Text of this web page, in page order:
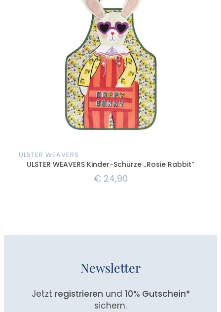
ULSTER WEAVERS
ULSTER WEAVERS Kinder-Schürze „Rosie Rabbit“
€24,90
Newsletter
Jetzt registrieren und 10% Gutschein*
sichern.